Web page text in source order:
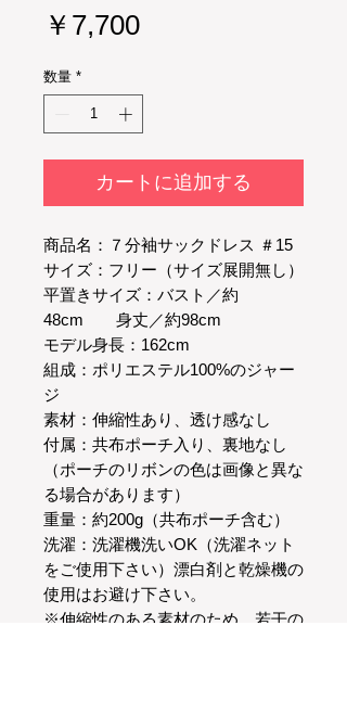
￥7,700価
数量 *
カートに追加する
商品名：７分袖サックドレス ＃15
サイズ：フリー（サイズ展開無し）
平置きサイズ：バスト／約
48cm 身丈／約98cm
モデル身長：162cm
組成：ポリエステル100%のジャー
ジ
素材：伸縮性あり、透け感なし
付属：共布ポーチ入り、裏地なし
（ポーチのリボンの色は画像と異な
る場合があります）
重量：約200g（共布ポーチ含む）
洗濯：洗濯機洗いOK（洗濯ネット
をご使用下さい）漂白剤と乾燥機の
使用はお避け下さい。
※伸縮性のある素材のため、若干の